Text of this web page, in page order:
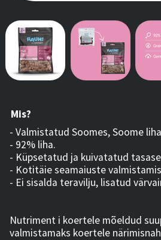
Mis?
- Valmistatud Soomes, Soome
- 92% liha.
- Küpsetatud ja kuivatatud
- Kotitäie seamaiuste
- Ei sisalda teravilju, lisatud
Nutriment i koertele mõeldud
valmistamaks koertele